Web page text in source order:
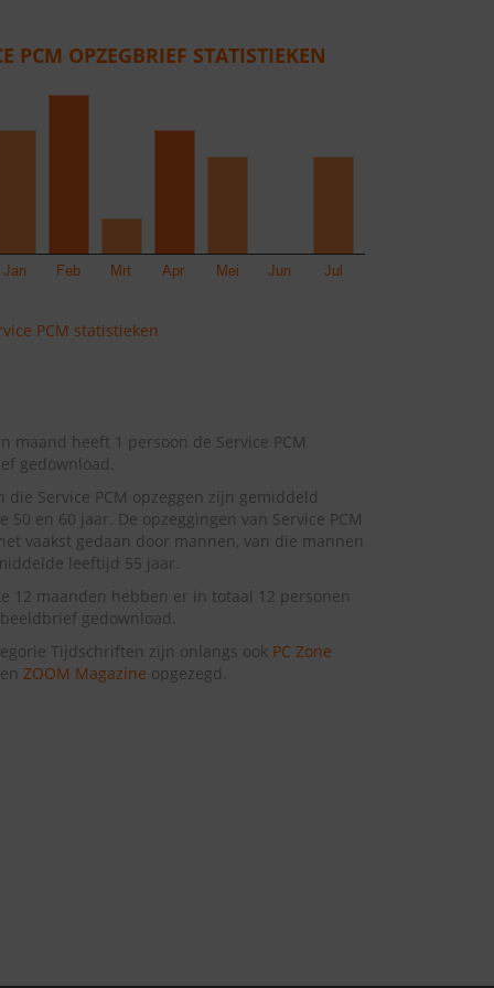
PCM OPZEGBRIEF STATISTIEKEN
PCM statistieken
maand heeft 1 persoon de Service PCM
gedownload.
die Service PCM opzeggen zijn gemiddeld
50 en 60 jaar. De opzeggingen van Service PCM
vaakst gedaan door mannen, van die mannen
leeftijd 55 jaar.
12 maanden hebben er in totaal 12 personen
gedownload.
Tijdschriften zijn onlangs ook PC Zone
ZOOM Magazine opgezegd.